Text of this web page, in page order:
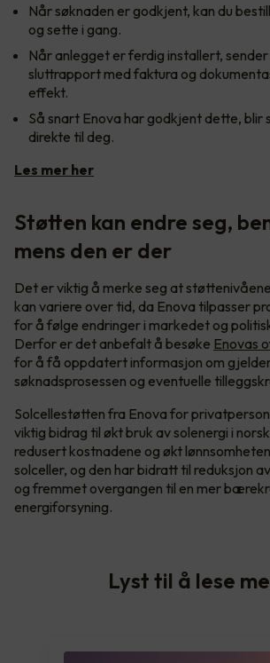
Når søknaden er godkjent, kan du
og sette i gang.
Når anlegget er ferdig installert, sender
sluttrapport med faktura og
effekt.
Så snart Enova har godkjent dette,
direkte til deg.
Les mer her
Støtten kan endre seg,
mens den er der
Det er viktig å merke seg at
kan variere over tid, da Enova tilpasser
for å følge endringer i markedet og
Derfor er det anbefalt å besøke Enovas
for å få oppdatert informasjon om
søknadsprosessen og eventuelle
Solcellestøtten fra Enova for
viktig bidrag til økt bruk av solenergi i
redusert kostnadene og økt
solceller, og den har bidratt til reduksjon
og fremmet overgangen til en mer
energiforsyning.
Lyst til å lese